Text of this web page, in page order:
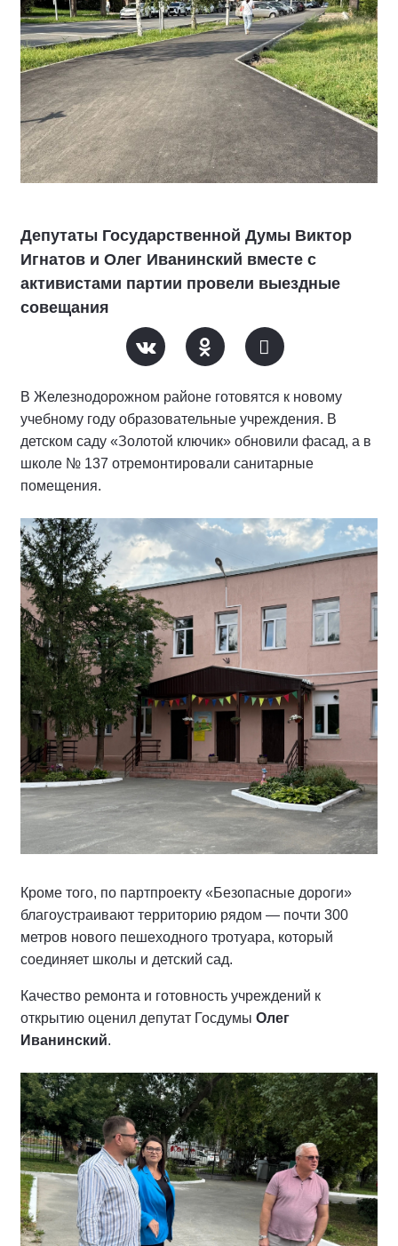
Депутаты Государственной Думы Виктор
Игнатов и Олег Иванинский вместе с
активистами партии провели выездные
совещания
В Железнодорожном районе готовятся к новому
учебному году образовательные учреждения. В
детском саду «Золотой ключик» обновили фасад, а в
школе № 137 отремонтировали санитарные
помещения.
Кроме того, по партпроекту «Безопасные дороги»
благоустраивают территорию рядом — почти 300
метров нового пешеходного тротуара, который
соединяет школы и детский сад.
Качество ремонта и готовность учреждений к
открытию оценил депутат Госдумы Олег
Иванинский.